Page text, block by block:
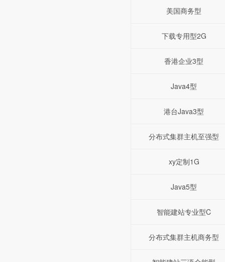
美国商务型
下载专用型2G
香港企业3型
Java4型
港台Java3型
分布式集群主机至强型
xy定制1G
Java5型
智能建站专业型C
分布式集群主机商务型